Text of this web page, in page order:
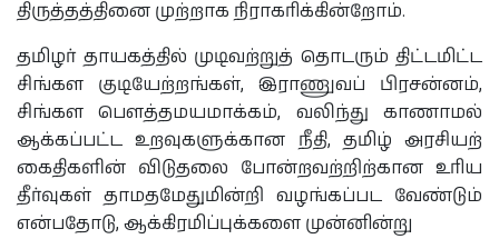
திருத்தத்தினை முற்றாக நிராகரிக்கின்றோம்.
தமிழர் தாயகத்தில் முடிவற்றுத் தொடரும் திட்டமிட்ட
சிங்கள குடியேற்றங்கள், இராணுவப் பிரசன்னம்,
சிங்கள பௌத்தமயமாக்கம், வலிந்து காணாமல்
ஆக்கப்பட்ட உறவுகளுக்கான நீதி, தமிழ் அரசியற்
கைதிகளின் விடுதலை போன்றவற்றிற்கான உரிய
தீர்வுகள் தாமதமேதுமின்றி வழங்கப்பட வேண்டும்
என்பதோடு, ஆக்கிரமிப்புக்களை முன்னின்று